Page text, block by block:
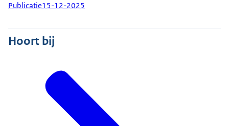
Publicatie15-12-2025
Hoort bij